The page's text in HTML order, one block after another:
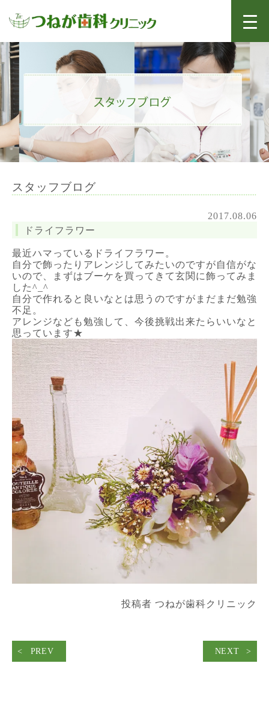
スタッフブログ
2017.08.06
ドライフラワー
最近ハマっているドライフラワー。
自分で飾ったりアレンジしてみたいのですが自信がな
いので、まずはブーケを買ってきて玄関に飾ってみま
した^_^
自分で作れると良いなとは思うのですがまだまだ勉強
不足。
アレンジなども勉強して、今後挑戦出来たらいいなと
思っています★
投稿者 つねが歯科クリニック
PREV NEXT